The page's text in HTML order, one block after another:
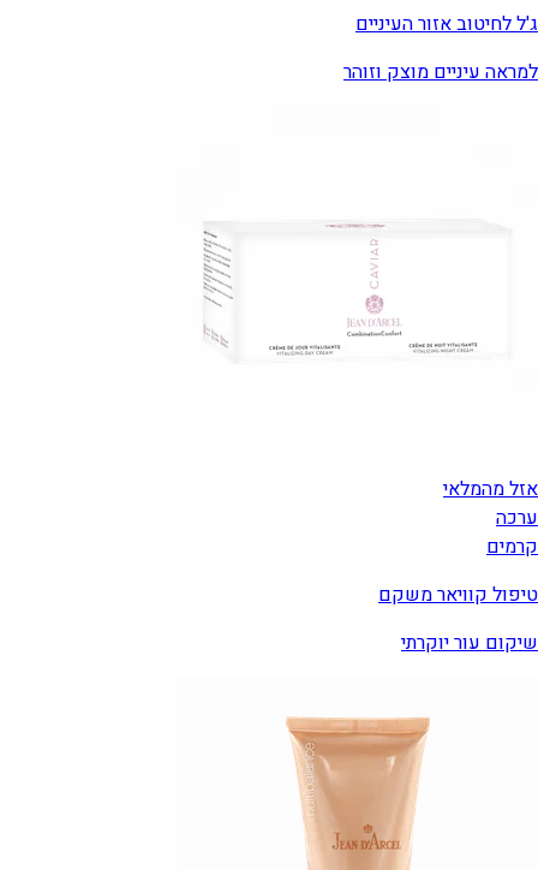
ג'ל לחיטוב אזור העיניים
למראה עיניים מוצק וזוהר
אזל מהמלאי
ערכה
קרמים
טיפול קוויאר משקם
שיקום עור יוקרתי